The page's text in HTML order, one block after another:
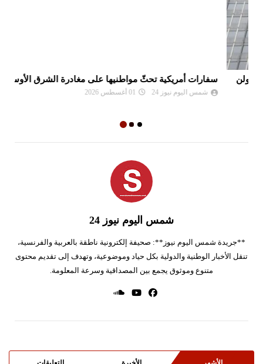
سفارات أمريكية تحثّ مواطنيها على مغادرة الشرق الأوسط
شمس اليوم نيوز 24 01 أغسطس 2026
شمس اليوم نيوز 24
**جريدة شمس اليوم نيوز**: صحيفة إلكترونية ناطقة بالعربية والفرنسية،
تنقل الأخبار الوطنية والدولية بكل حياد وموضوعية، وتهدف إلى تقديم محتوى
متنوع وموثوق يجمع بين المصداقية وسرعة المعلومة.